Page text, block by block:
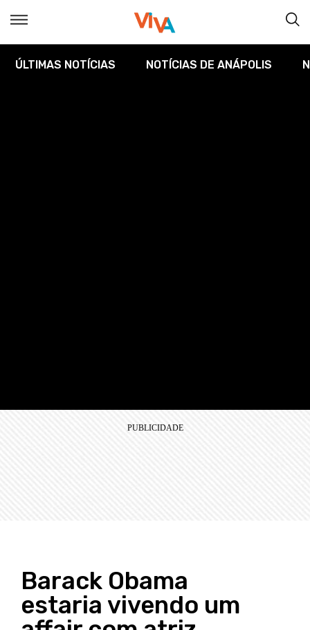
ÚLTIMAS NOTÍCIAS NOTÍCIAS DE ANÁPOLIS
Barack Obama
estaria vivendo um